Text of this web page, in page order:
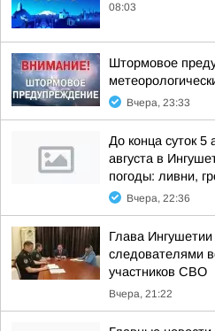
08:03
Штормовое
Вчера, 23:33
До конца суток 5
августа в
погоды: ливни,
Вчера, 22:36
Глава
следователями
участников СВО
Вчера, 21:22